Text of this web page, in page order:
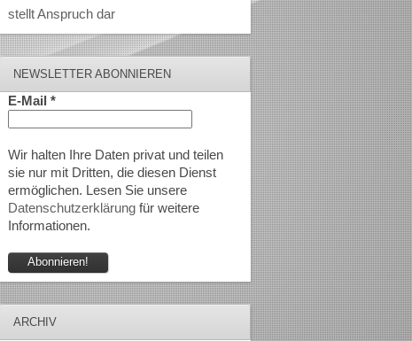
stellt Anspruch dar
NEWSLETTER ABONNIEREN
E-Mail *
Wir halten Ihre Daten privat und teilen
sie nur mit Dritten, die diesen Dienst
ermöglichen. Lesen Sie unsere
Datenschutzerklärungfür weitere
Informationen.
ARCHIV